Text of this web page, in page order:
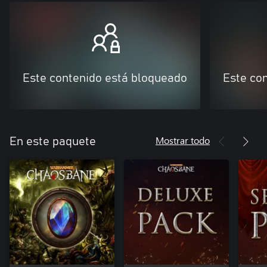
Este contenido está bloqueado Este
En este paquete Mostrar todo